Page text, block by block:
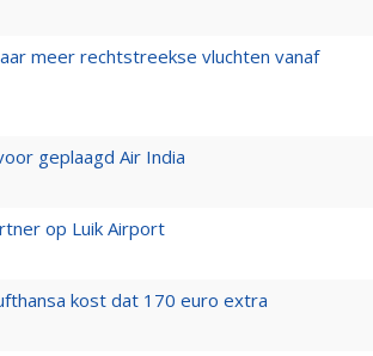
meer rechtstreekse vluchten vanaf
geplaagd Air India
op Luik Airport
kost dat 170 euro extra